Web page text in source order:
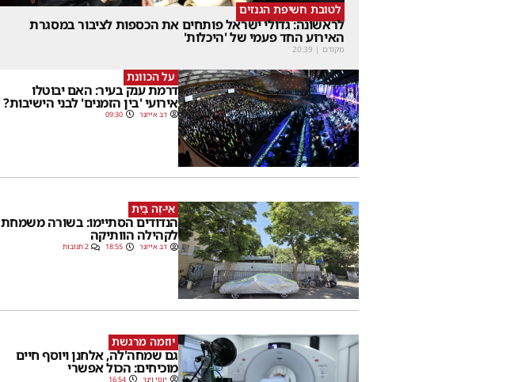
לטובת חשיפת הגנזים
לראשונה: גדולי ישראל פותחים את הכספות לציבור במסגרת
האירוע החד פעמי של 'היכלות'
מקודם |
20:39
על הכוונת
דרמת ענק בעיר: האם יבוטלו
אירועי 'בין הזמנים' לבני הישיבות?
דב אייזנר 09:30
אֵי-זֶה בַּיִת
הנדודים הסתיימו: בשורה משמחת
לקהילה הוותיקה
דב אייזנר 18:55 2 תגובות
יוזמה מרגשת
גם שמחה'לה, אלחנן ויוסף חיים
מוכיחים: הכול אפשרי
יוסי וינר 16:54